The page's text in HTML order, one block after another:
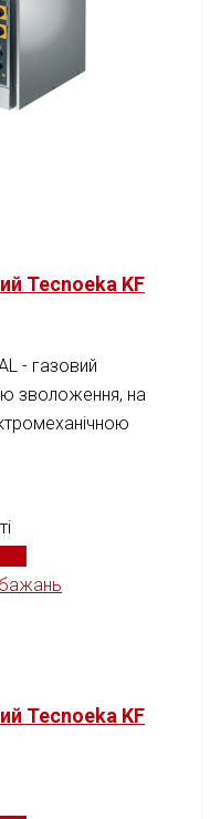
Tecnoeka KF
- газовий
зволоження, на
Tecnoeka KF